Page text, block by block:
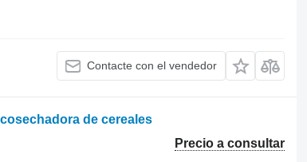
Contacte con el vendedor
de cereales
Precio a consultar